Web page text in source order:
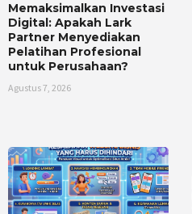
Memaksimalkan Investasi
Digital: Apakah Lark
Partner Menyediakan
Pelatihan Profesional
untuk Perusahaan?
Agustus 7, 2026